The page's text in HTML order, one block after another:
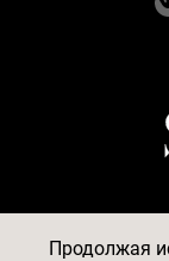
Продолжая